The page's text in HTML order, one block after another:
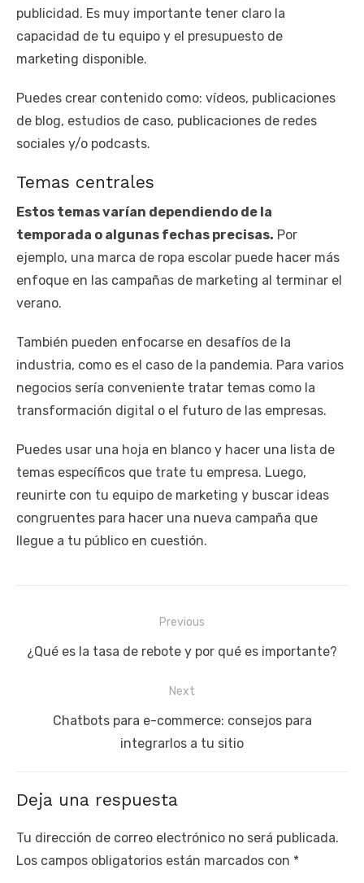
publicidad. Es muy importante tener claro la
capacidad de tu equipo y el presupuesto de
marketing disponible.
Puedes crear contenido como: vídeos, publicaciones
de blog, estudios de caso, publicaciones de redes
sociales y/o podcasts.
Temas centrales
Estos temas varían dependiendo de la
temporada o algunas fechas precisas. Por
ejemplo, una marca de ropa escolar puede hacer más
enfoque en las campañas de marketing al terminar el
verano.
También pueden enfocarse en desafíos de la
industria, como es el caso de la pandemia. Para varios
negocios sería conveniente tratar temas como la
transformación digital o el futuro de las empresas.
Puedes usar una hoja en blanco y hacer una lista de
temas específicos que trate tu empresa. Luego,
reunirte con tu equipo de marketing y buscar ideas
congruentes para hacer una nueva campaña que
llegue a tu público en cuestión.
de
Previous
Previous
¿Qué es la tasa de rebote y por qué es importante?
Next
Chatbots para e-commerce: consejos para
integrarlos a tu sitio
Deja una respuesta
Tu dirección de correo electrónico no será publicada.
Los campos obligatorios están marcados con *